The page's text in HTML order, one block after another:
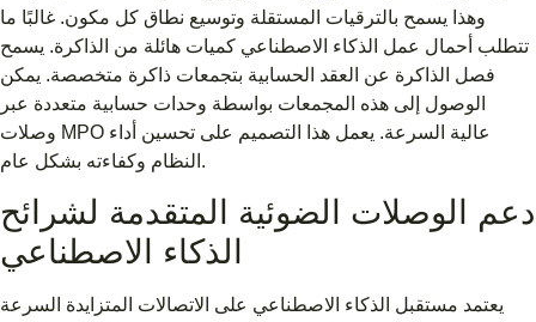
وهذا يسمح بالترقيات المستقلة وتوسيع نطاق كل مكون. غالبًا ما
تتطلب أحمال عمل الذكاء الاصطناعي كميات هائلة من الذاكرة. يسمح
فصل الذاكرة عن العقد الحسابية بتجمعات ذاكرة متخصصة. يمكن
الوصول إلى هذه المجمعات بواسطة وحدات حسابية متعددة عبر
وصلات MPO عالية السرعة. يعمل هذا التصميم على تحسين أداء
النظام وكفاءته بشكل عام.
دعم الوصلات الضوئية المتقدمة لشرائح
الذكاء الاصطناعي
يعتمد مستقبل الذكاء الاصطناعي على الاتصالات المتزايدة السرعة